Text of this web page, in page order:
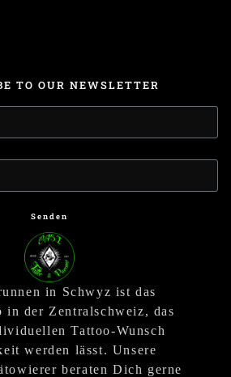
TO OUR NEWSLETTER
Senden
in Schwyz ist das
in der Zentralschweiz, das
Tattoo-Wunsch
werden lässt. Unsere
beraten Dich gerne